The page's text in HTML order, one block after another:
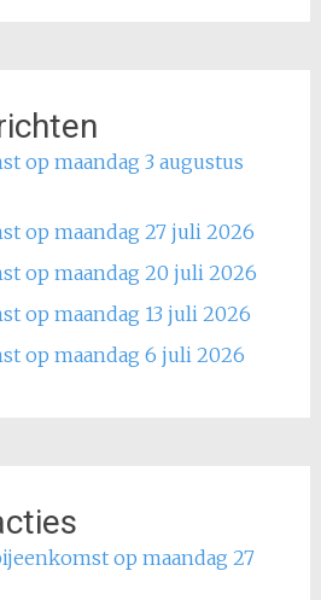
op maandag 3 augustus
op maandag 27 juli 2026
op maandag 20 juli 2026
op maandag 13 juli 2026
op maandag 6 juli 2026
op maandag 27